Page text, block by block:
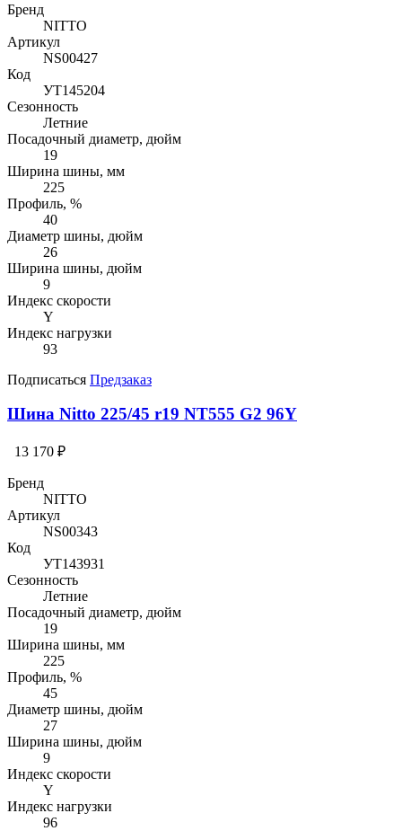
Бренд
NITTO
Артикул
NS00427
Код
УТ145204
Сезонность
Летние
Посадочный диаметр, дюйм
19
Ширина шины, мм
225
Профиль, %
40
Диаметр шины, дюйм
26
Ширина шины, дюйм
9
Индекс скорости
Y
Индекс нагрузки
93
Подписаться Предзаказ
Шина Nitto 225/45 r19 NT555 G2 96Y
13 170 ₽
Бренд
NITTO
Артикул
NS00343
Код
УТ143931
Сезонность
Летние
Посадочный диаметр, дюйм
19
Ширина шины, мм
225
Профиль, %
45
Диаметр шины, дюйм
27
Ширина шины, дюйм
9
Индекс скорости
Y
Индекс нагрузки
96